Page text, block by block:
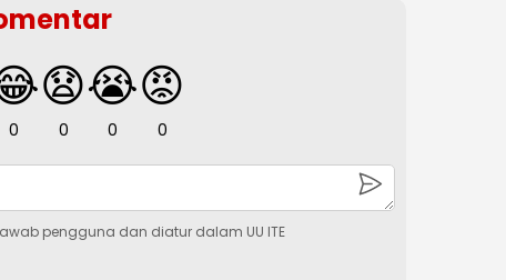
0
😧
0
😭
0
😡
0
pengguna dan diatur dalam UU ITE